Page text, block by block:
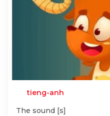
tieng-anh
The sound [s]